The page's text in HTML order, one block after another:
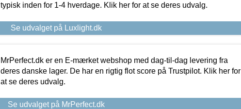
typisk inden for 1-4 hverdage. Klik her for at se deres udvalg.
Se udvalget på Luxlight.dk
MrPerfect.dk er en E-mærket webshop med dag-til-dag levering fra
deres danske lager. De har en rigtig flot score på Trustpilot. Klik her for
at se deres udvalg.
Se udvalget på MrPerfect.dk